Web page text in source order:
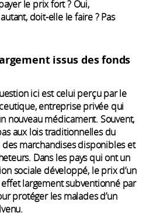
le prix fort ? Oui,
doit-elle le faire ? Pas
issus des fonds
ici est celui perçu par le
entreprise privée qui
nouveau médicament. Souvent,
aux lois traditionnelles du
des marchandises disponibles et
Dans les pays qui ont un
sociale développé, le prix d’un
largement subventionné par
protéger les malades d’un